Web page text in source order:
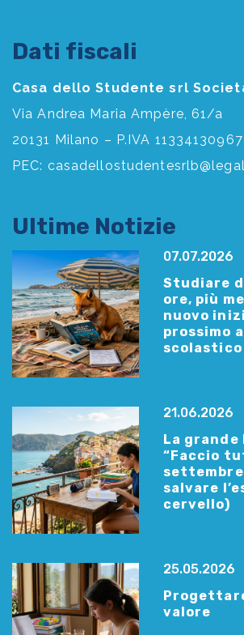
Dati fiscali
Casa dello Studente srl
Via Andrea Maria Ampère, 61/a
20131 Milano – P.IVA 11334130967
PEC:
Ultime Notizie
07.07.2026
Studiare
ore, più
nuovo
prossimo
scolastico
21.06.2026
La grande
“Faccio
salvare
cervello)
25.05.2026
valore